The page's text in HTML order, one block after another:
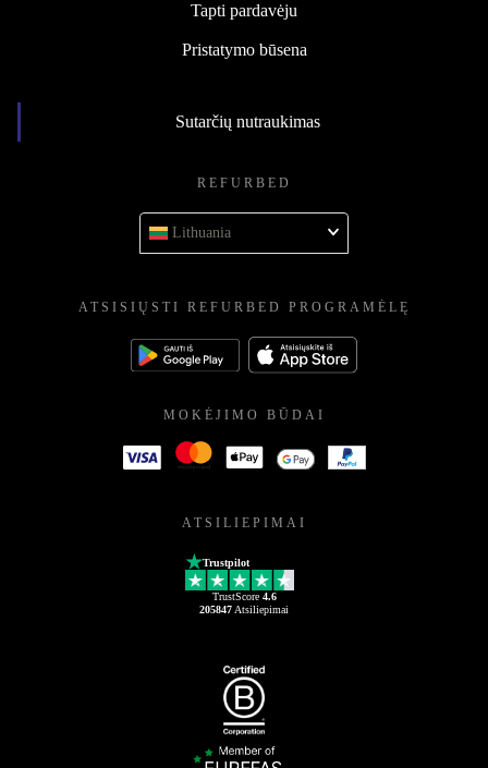
Tapti pardavėju
Pristatymo būsena
Sutarčių nutraukimas
REFURBED
Lithuania
ATSISIŲSTI REFURBED PROGRAMĖLĘ
MOKĖJIMO BŪDAI
ATSILIEPIMAI
Trustpilot
TrustScore 4.6
205847 Atsiliepimai